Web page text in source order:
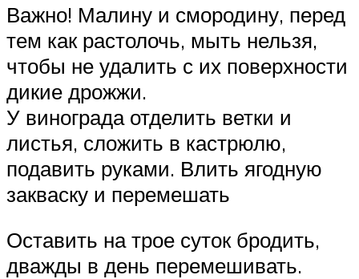
Важно! Малину и смородину, перед
тем как растолочь, мыть нельзя,
чтобы не удалить с их поверхности
дикие дрожжи.
У винограда отделить ветки и
листья, сложить в кастрюлю,
подавить руками. Влить ягодную
закваску и перемешать
Оставить на трое суток бродить,
дважды в день перемешивать.